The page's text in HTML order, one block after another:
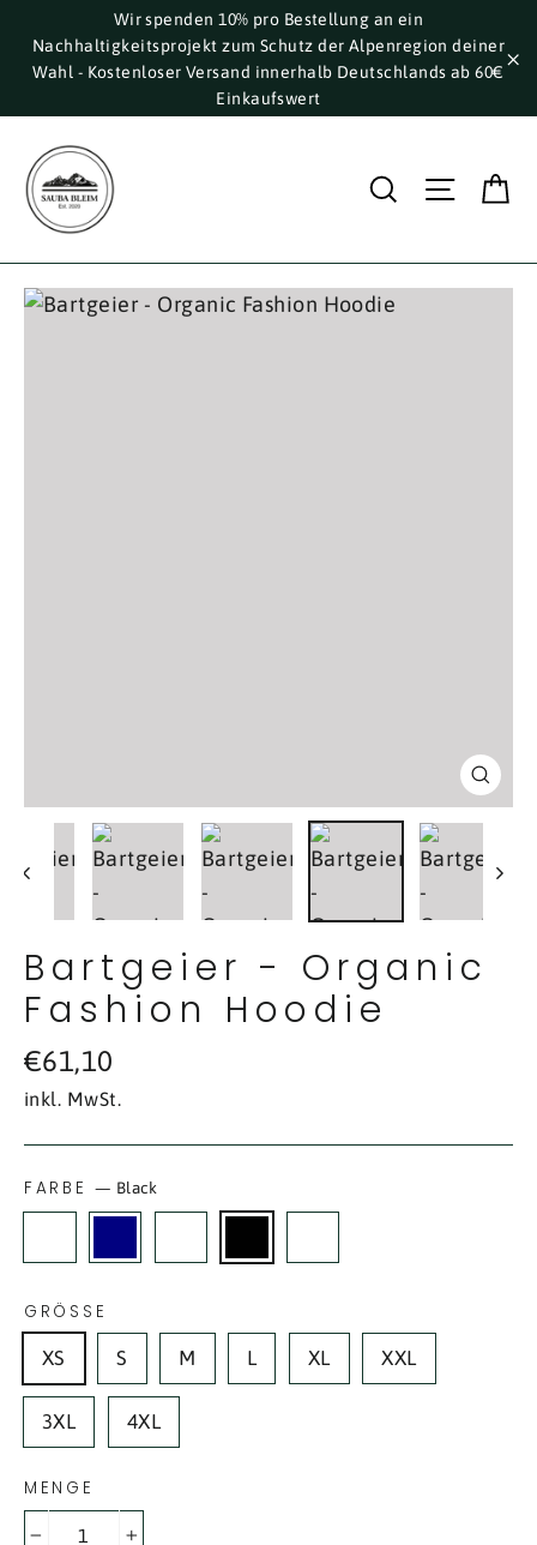
zum
Inhalt
Wir spenden 10% pro Bestellung an ein
Nachhaltigkeitsprojekt zum Schutz der Alpenregion deiner
Wahl - Kostenloser Versand innerhalb Deutschlands ab 60€
Einkaufswert
Suche
Bartgeier - Organic
Fashion Hoodie
Normaler
Preis
€61,10
inkl. MwSt.
FARBE— Black
GRÖSSE
XS S M L XL XXL
3XL 4XL
MENGE